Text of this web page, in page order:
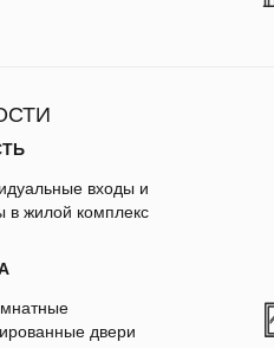
входы и
в жилой комплекс
двери